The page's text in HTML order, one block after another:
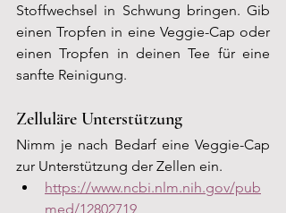
Stoffwechsel in Schwung bringen. Gib
einen Tropfen in eine Veggie-Cap oder
einen Tropfen in deinen Tee für eine
sanfte Reinigung.
Zelluläre Unterstützung
Nimm je nach Bedarf eine Veggie-Cap
zur Unterstützung der Zellen ein.
https://www.ncbi.nlm.nih.gov/pub
med/12802719